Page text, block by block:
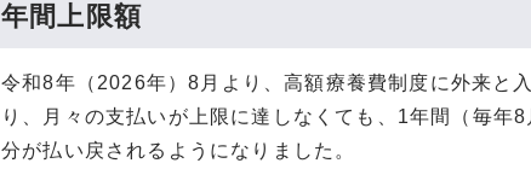
年間上限額
令和8年（2026年）8月より、高額療養費制度に外来と
り、月々の支払いが上限に達しなくても、1年間（毎年
分が払い戻されるようになりました。